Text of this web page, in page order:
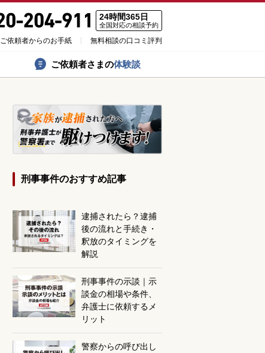
24時間365日
全国対応の相談予約
ご依頼者からのお手紙 無料相談の口コミ評判
ご依頼者さまの体験談
刑事事件のおすすめ記事
逮捕されたら？逮捕
後の流れと手続き・
釈放のタイミングを
解説
刑事事件の示談｜示
談金の相場や条件、
弁護士に依頼するメ
リット
警察からの呼び出し